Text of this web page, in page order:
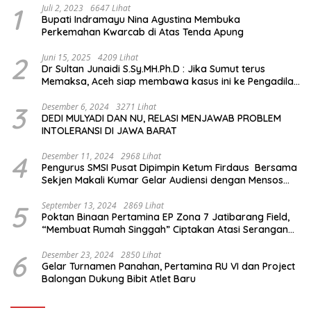
1 Juli 2, 2023 6647 Lihat
Bupati Indramayu Nina Agustina Membuka
Perkemahan Kwarcab di Atas Tenda Apung
2 Juni 15, 2025 4209 Lihat
Dr Sultan Junaidi S.Sy.MH.Ph.D : Jika Sumut terus
Memaksa, Aceh siap membawa kasus ini ke Pengadilan
3 Desember 6, 2024 3271 Lihat
DEDI MULYADI DAN NU, RELASI MENJAWAB PROBLEM
INTOLERANSI DI JAWA BARAT
4 Desember 11, 2024 2968 Lihat
Pengurus SMSI Pusat Dipimpin Ketum Firdaus Bersama
Sekjen Makali Kumar Gelar Audiensi dengan Mensos
5 September 13, 2024 2869 Lihat
Poktan Binaan Pertamina EP Zona 7 Jatibarang Field,
“Membuat Rumah Singgah” Ciptakan Atasi Serangan
6 Desember 23, 2024 2850 Lihat
Gelar Turnamen Panahan, Pertamina RU VI dan Project
Balongan Dukung Bibit Atlet Baru